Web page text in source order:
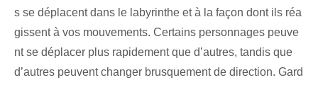
s se déplacent dans le labyrinthe et à la façon dont ils réa
gissent à vos mouvements. Certains personnages peuve
nt se déplacer plus rapidement que d’autres, tandis que
d’autres peuvent changer brusquement de direction. ⁤Gard